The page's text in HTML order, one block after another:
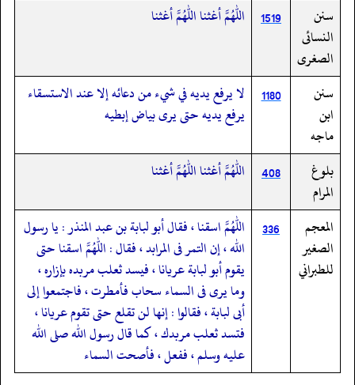
سنن
النسائى
الصغرى
1519 اللهم أغثنا اللهم أغثنا
سنن
ابن
ماجه
1180
لا يرفع يديه في شيء من دعائه إلا عند الاستسقاء
يرفع يديه حتى يرى بياض إبطيه
بلوغ
المرام
408 اللهم أغثنا اللهم أغثنا
المعجم
الصغير
للطبراني
336
اللهم اسقنا ، فقال أبو لبابة بن عبد المنذر : يا رسول
الله ، إن التمر فى المرابد ، فقال : اللهم اسقنا حتى
يقوم أبو لبابة عريانا ، فيسد ثعلب مربده بإزاره ،
وما يرى فى السماء سحاب فأمطرت ، فاجتمعوا إلى
أبى لبابة ، فقالوا : إنها لن تقلع حتى تقوم عريانا ،
فتسد ثعلب مربدك ، كما قال رسول الله صلى الله
عليه وسلم ، ففعل ، فأصحت السماء